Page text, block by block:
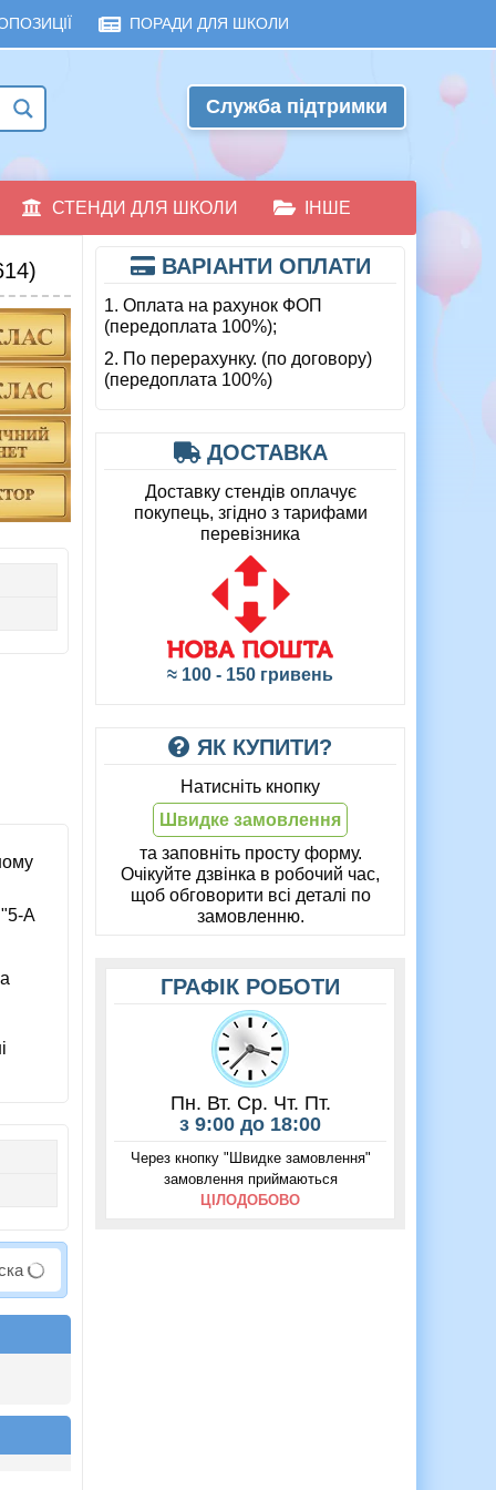
ПОРАДИ ДЛЯ ШКОЛИ
Служба підтримки
СТЕНДИ ДЛЯ ШКОЛИ ІНШЕ
"5-А
ВАРІАНТИ ОПЛАТИ
1. Оплата на рахунок ФОП
(передоплата 100%);
2. По перерахунку. (по договору)
(передоплата 100%)
ДОСТАВКА
Доставку стендів оплачує
покупець, згідно з тарифами
перевізника
≈ 100 - 150 гривень
ЯК КУПИТИ?
Натисніть кнопку
Швидке замовлення
та заповніть просту форму.
Очікуйте дзвінка в робочий час,
щоб обговорити всі деталі по
замовленню.
ГРАФІК РОБОТИ
Пн. Вт. Ср. Чт. Пт.
з 9:00 до 18:00
Через кнопку "Швидке замовлення"
замовлення приймаються
ЦІЛОДОБОВО